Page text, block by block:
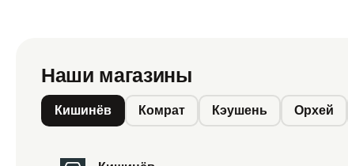
Наши магазины
Кишинёв Комрат Кэушень Орхей